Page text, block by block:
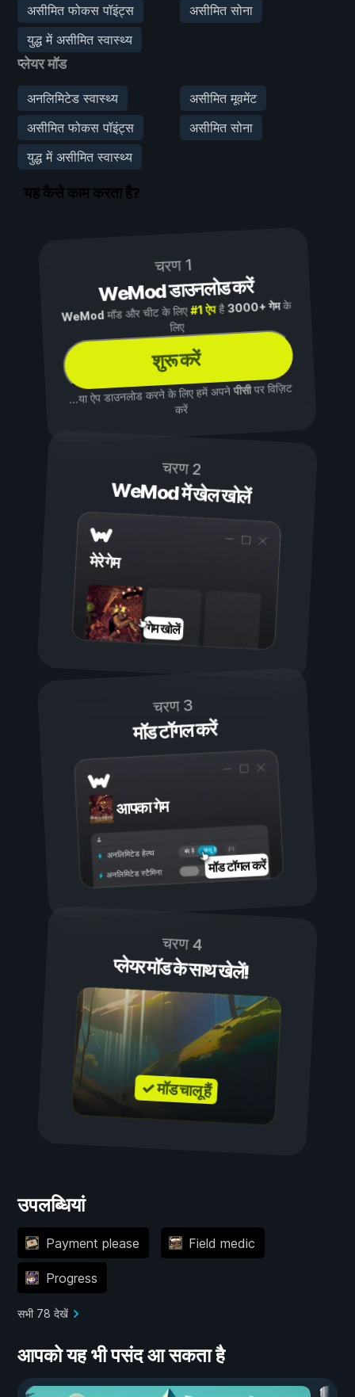
असीमित फोकस पॉइंट्स
असीमित सोना
युद्ध में असीमित स्वास्थ्य
प्लेयर मॉड
अनलिमिटेड स्वास्थ्य
असीमित मूवमेंट
असीमित फोकस पॉइंट्स
असीमित सोना
युद्ध में असीमित स्वास्थ्य
यह कैसे काम करता है?
चरण 1
WeMod डाउनलोड करें
WeMod मॉड और चीट के लिए#1 ऐपहै3000+ गेमके
लिए
शुरू करें
...या ऐप डाउनलोड करने के लिए हमें अपनेपीसीपर विज़िट
करें
चरण 2
WeMod में खेल खोलें
मेरे गेम
गेम खोलें
चरण 3
मॉड टॉगल करें
आपका गेम
चालू है
बंद है
अनलिमिटेड हेल्थ
अनलिमिटेड स्टैमिना मॉड टॉगल करें
चरण 4
प्लेयर मॉड के साथ खेलें!
✓ मॉड चालू हैं
उपलब्धियां
Payment please Field medic
Progress
सभी 78 देखें
आपको यह भी पसंद आ सकता है